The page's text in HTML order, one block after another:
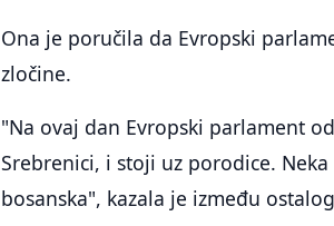
Ona je poručila da Evropski
zločine.
"Na ovaj dan Evropski parlament
Srebrenici, i stoji uz porodice.
bosanska", kazala je između